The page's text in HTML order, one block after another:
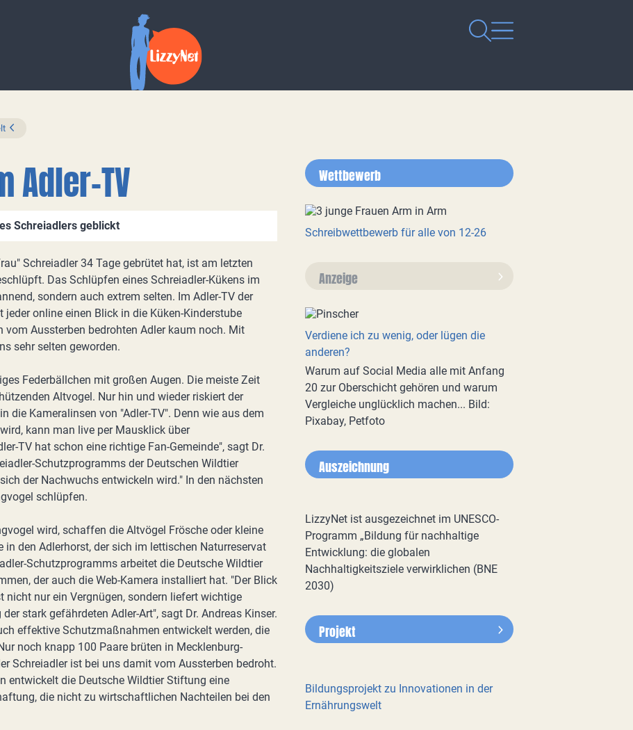
Adler-TV
Schreiadlers geblickt
Schreiadler 34 Tage gebrütet hat, ist am letzten
Das Schlüpfen eines Schreiadler-Kükens im
sondern auch extrem selten. Im Adler-TV der
online einen Blick in die Küken-Kinderstube
Aussterben bedrohten Adler kaum noch. Mit
sehr selten geworden.
Federbällchen mit großen Augen. Die meiste Zeit
Altvogel. Nur hin und wieder riskiert der
die Kameralinsen von "Adler-TV". Denn wie aus dem
kann man live per Mausklick über
TV hat schon eine richtige Fan-Gemeinde", sagt Dr.
Schutzprogramms der Deutschen Wildtier
der Nachwuchs entwickeln wird." In den nächsten
schlüpfen.
wird, schaffen die Altvögel Frösche oder kleine
den Adlerhorst, der sich im lettischen Naturreservat
Schutzprogramms arbeitet die Deutsche Wildtier
der auch die Web-Kamera installiert hat. "Der Blick
nicht nur ein Vergnügen, sondern liefert wichtige
stark gefährdeten Adler-Art", sagt Dr. Andreas Kinser.
effektive Schutzmaßnahmen entwickelt werden, die
noch knapp 100 Paare brüten in Mecklenburg-
Schreiadler ist bei uns damit vom Aussterben bedroht.
entwickelt die Deutsche Wildtier Stiftung eine
die nicht zu wirtschaftlichen Nachteilen bei den
Wettbewerb
Schreibwettbewerb für alle von 12-26
Anzeige
Verdiene ich zu wenig, oder lügen die
anderen?
Warum auf Social Media alle mit Anfang
20 zur Oberschicht gehören und warum
Vergleiche unglücklich machen... Bild:
Pixabay, Petfoto
Auszeichnung
LizzyNet ist ausgezeichnet im UNESCO-
Programm „Bildung für nachhaltige
Entwicklung: die globalen
Nachhaltigkeitsziele verwirklichen (BNE
2030)
Projekt
Bildungsprojekt zu Innovationen in der
Ernährungswelt